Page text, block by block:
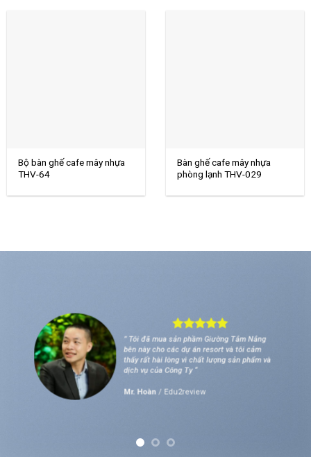
Bộ bàn ghế cafe mây nhựa
THV-64
Bàn ghế cafe mây nhựa
phòng lạnh THV-029
” Cảm ơn Công Ty Tinh Hoa Việt vì Chất lượng
Ghế Hồ Bơi và Giường Tắm Nắng chất lượng
cũng đã làm cho các Resort của chúng tôi
được khách du lịch đánh giá tốt hơn. “
Bùi Thanh Thịnh /CEO Dataco.top